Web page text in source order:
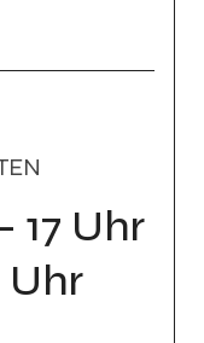
17 Uhr
Uhr